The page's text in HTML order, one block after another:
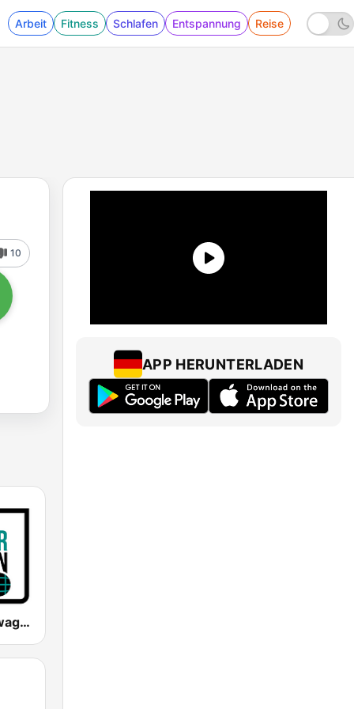
Arbeit Fitness Schlafen Entspannung Reise
10
Radio Bollerwagen
APP HERUNTERLADEN